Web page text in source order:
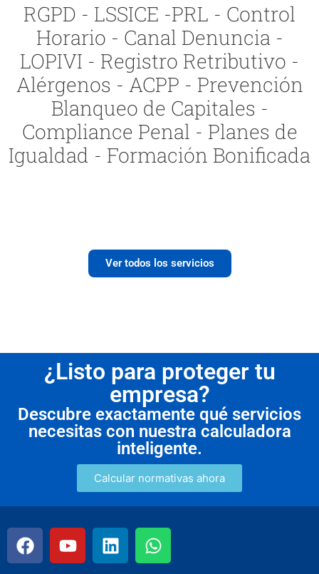
RGPD - LSSICE -PRL - Control
Horario - Canal Denuncia -
LOPIVI - Registro Retributivo -
Alérgenos - ACPP - Prevención
Blanqueo de Capitales -
Compliance Penal - Planes de
Igualdad - Formación Bonificada
Ver todos los servicios
¿Listo para proteger tu
empresa?
Descubre exactamente qué servicios
necesitas con nuestra calculadora
inteligente.
Calcular normativas ahora